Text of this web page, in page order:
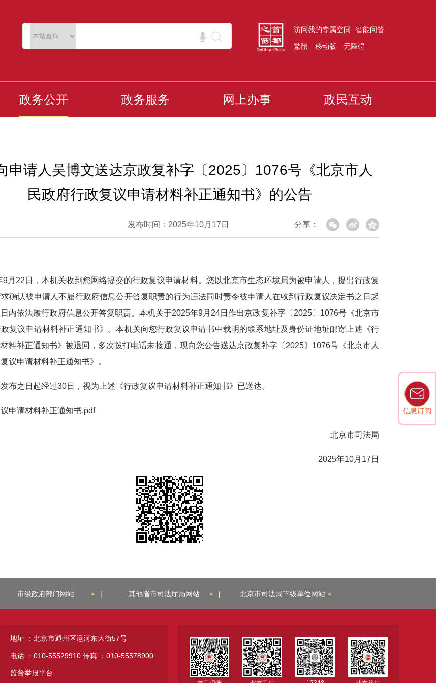
访问我的专属空间 智能问答
繁體 移动版 无障碍
政务公开 政务服务 网上办事 政民互动
信息订阅
信息订阅
申请人吴博文送达京政复补字〔2025〕1076号《北京市人
民政府行政复议申请材料补正通知书》的公告
发布时间：2025年10月17日 分享：
22日，本机关收到您网络提交的行政复议申请材料。您以北京市生态环境局为被申请人，提出行政复
确认被申请人不履行政府信息公开答复职责的行为违法同时责令被申请人在收到行政复议决定书之日起
内依法履行政府信息公开答复职责。本机关于2025年9月24日作出京政复补字〔2025〕1076号《北京市
复议申请材料补正通知书》。本机关向您行政复议申请书中载明的联系地址及身份证地址邮寄上述《行
料补正通知书》被退回，多次拨打电话未接通，现向您公告送达京政复补字〔2025〕1076号《北京市人
议申请材料补正通知书》。
之日起经过30日，视为上述《行政复议申请材料补正通知书》已送达。
申请材料补正通知书.pdf
北京市司法局
2025年10月17日
市级政府部门网站 | 其他省市司法厅局网站 | 北京市司法局下级单位网站
地址 ：北京市通州区运河东大街57号
电话 ：010-55529910 传真 ：010-55578900
监督举报平台